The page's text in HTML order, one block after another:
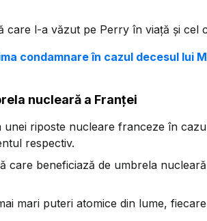
care l-a văzut pe Perry în viață și cel
condamnare în cazul decesul lui
nucleară a Franței
unei riposte nucleare franceze în
respectiv.
care beneficiază de umbrela
mari puteri atomice din lume,